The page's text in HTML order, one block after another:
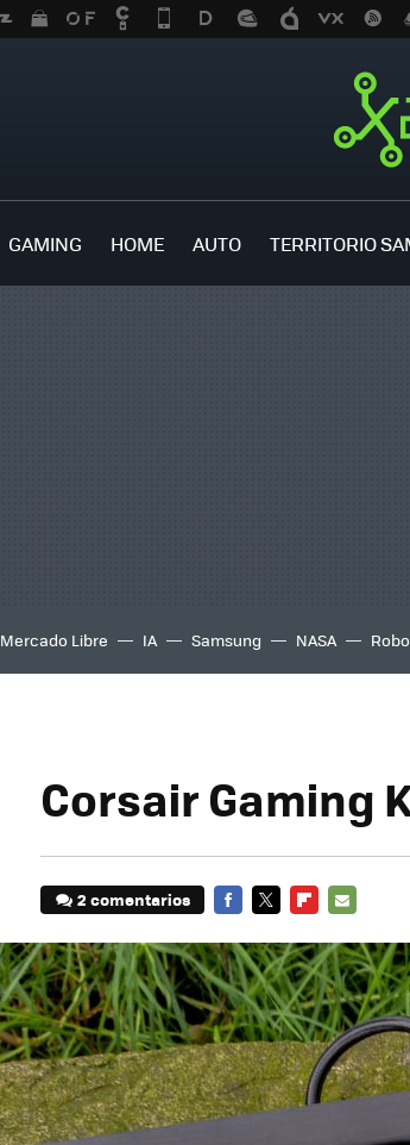
GAMING HOME AUTO TERRITORIO
Mercado Libre IA Samsung NASA
Corsair Gaming
2 comentarios
MAIL